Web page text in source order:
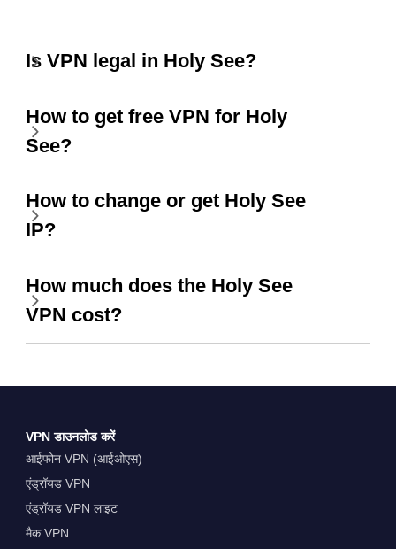
Is VPN legal in Holy See?
How to get free VPN for Holy
See?
How to change or get Holy See
IP?
How much does the Holy See
VPN cost?
VPN डाउनलोड करें
आईफोन VPN (आईओएस)
एंड्रॉयड VPN
एंड्रॉयड VPN लाइट
मैक VPN